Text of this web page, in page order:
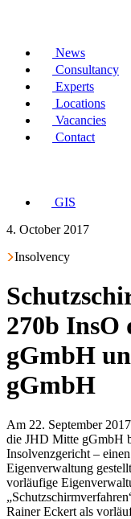
News
Consultancy
Experts
Locations
Vacancies
Contact
GIS
4. October 2017
Insolvency
270b InsO
gGmbH
gGmbH
Am 22. September
die JHD Mitte gGmbH
Insolvenzgericht –
Eigenverwaltung
vorläufige
Rainer Eckert als